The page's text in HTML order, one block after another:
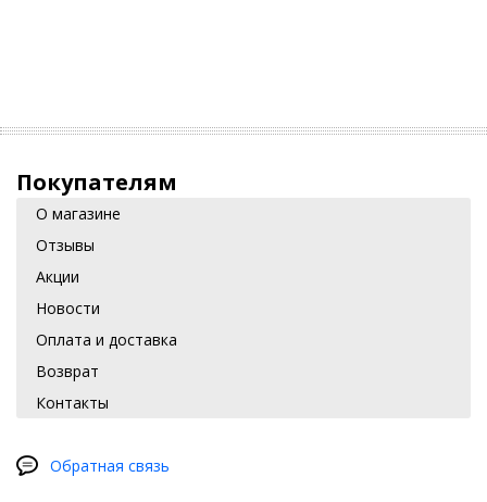
Покупателям
О магазине
Отзывы
Акции
Новости
Оплата и доставка
Возврат
Контакты
Обратная связь